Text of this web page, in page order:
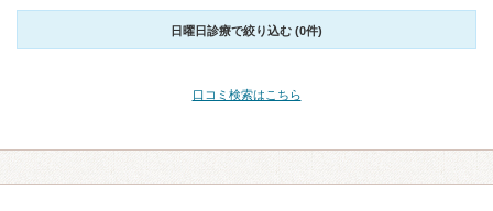
日曜日診療で絞り込む (0件)
口コミ検索はこちら